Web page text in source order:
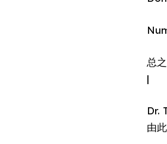
总
|
Dr.
由